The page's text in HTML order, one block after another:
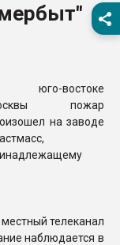
первый план в
пластмасс
Всё, что касается
бутылок
ПЕРЕЙТИ НА
юго-востоке
пожар
на заводе
телеканал
наблюдается в